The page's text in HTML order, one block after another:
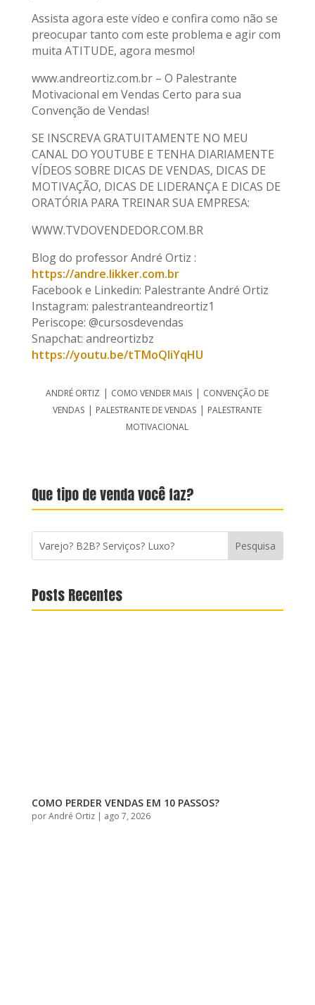
Assista agora este vídeo e confira como não se
preocupar tanto com este problema e agir com
muita ATITUDE, agora mesmo!
www.andreortiz.com.br – O Palestrante
Motivacional em Vendas Certo para sua
Convenção de Vendas!
SE INSCREVA GRATUITAMENTE NO MEU
CANAL DO YOUTUBE E TENHA DIARIAMENTE
VÍDEOS SOBRE DICAS DE VENDAS, DICAS DE
MOTIVAÇÃO, DICAS DE LIDERANÇA E DICAS DE
ORATÓRIA PARA TREINAR SUA EMPRESA:
WWW.TVDOVENDEDOR.COM.BR
Blog do professor André Ortiz :
https://andre.likker.com.br
Facebook e Linkedin: Palestrante André Ortiz
Instagram: palestranteandreortiz1
Periscope: @cursosdevendas
Snapchat: andreortizbz
https://youtu.be/tTMoQIiYqHU
ANDRÉ ORTIZ | COMO VENDER MAIS | CONVENÇÃO DE
VENDAS | PALESTRANTE DE VENDAS | PALESTRANTE
MOTIVACIONAL
Que tipo de venda você faz?
Posts Recentes
COMO PERDER VENDAS EM 10 PASSOS?
porAndré Ortiz| ago 7, 2026